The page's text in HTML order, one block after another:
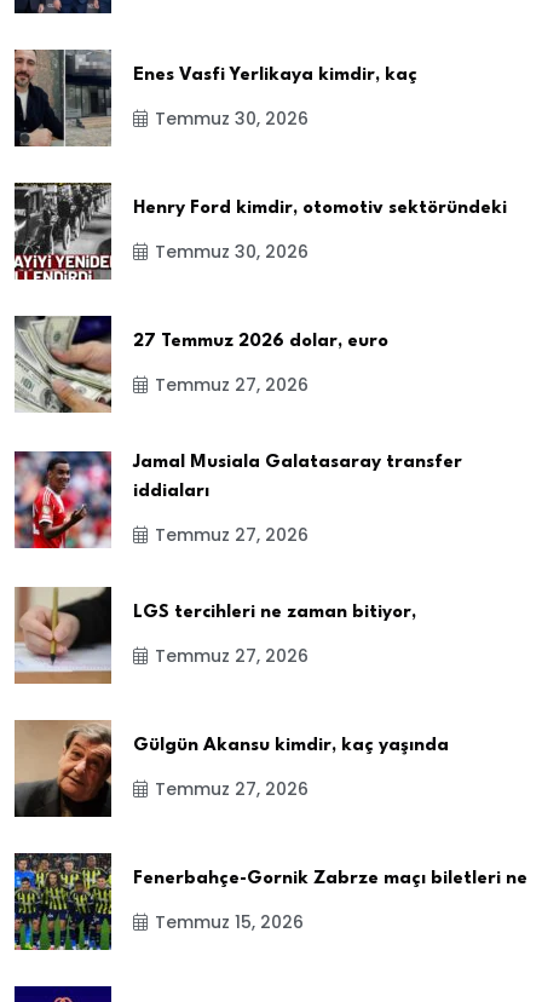
Enes Vasfi Yerlikaya kimdir, kaç
Temmuz 30, 2026
Henry Ford kimdir, otomotiv sektöründeki
Temmuz 30, 2026
27 Temmuz 2026 dolar, euro
Temmuz 27, 2026
Jamal Musiala Galatasaray transfer
iddiaları
Temmuz 27, 2026
LGS tercihleri ne zaman bitiyor,
Temmuz 27, 2026
Gülgün Akansu kimdir, kaç yaşında
Temmuz 27, 2026
Fenerbahçe-Gornik Zabrze maçı biletleri ne
Temmuz 15, 2026